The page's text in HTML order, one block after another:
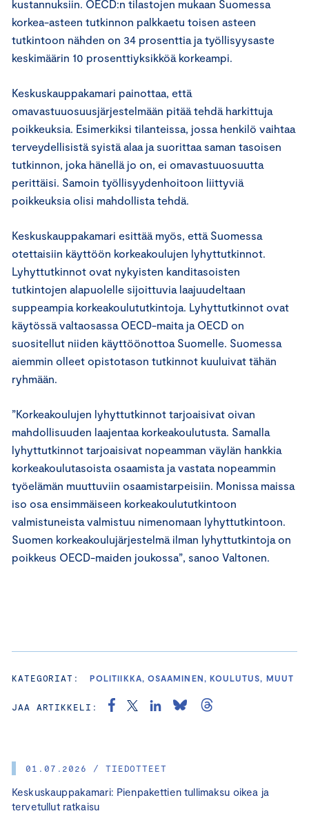
01.07.2026 / TIEDOTTEET
Keskuskauppakamari: Pienpakettien tullimaksu oikea ja
tervetullut ratkaisu
kustannuksiin. OECD:n tilastojen mukaan Suomessa
korkea-asteen tutkinnon palkkaetu toisen asteen
tutkintoon nähden on 34 prosenttia ja työllisyysaste
keskimäärin 10 prosenttiyksikköä korkeampi.
Keskuskauppakamari painottaa, että
omavastuuosuusjärjestelmään pitää tehdä harkittuja
poikkeuksia. Esimerkiksi tilanteissa, jossa henkilö vaihtaa
terveydellisistä syistä alaa ja suorittaa saman tasoisen
tutkinnon, joka hänellä jo on, ei omavastuuosuutta
perittäisi. Samoin työllisyydenhoitoon liittyviä
poikkeuksia olisi mahdollista tehdä.
Keskuskauppakamari esittää myös, että Suomessa
otettaisiin käyttöön korkeakoulujen lyhyttutkinnot.
Lyhyttutkinnot ovat nykyisten kanditasoisten
tutkintojen alapuolelle sijoittuvia laajuudeltaan
suppeampia korkeakoulututkintoja. Lyhyttutkinnot ovat
käytössä valtaosassa OECD-maita ja OECD on
suositellut niiden käyttöönottoa Suomelle. Suomessa
aiemmin olleet opistotason tutkinnot kuuluivat tähän
ryhmään.
”Korkeakoulujen lyhyttutkinnot tarjoaisivat oivan
mahdollisuuden laajentaa korkeakoulutusta. Samalla
lyhyttutkinnot tarjoaisivat nopeamman väylän hankkia
korkeakoulutasoista osaamista ja vastata nopeammin
työelämän muuttuviin osaamistarpeisiin. Monissa maissa
iso osa ensimmäiseen korkeakoulututkintoon
valmistuneista valmistuu nimenomaan lyhyttutkintoon.
Suomen korkeakoulujärjestelmä ilman lyhyttutkintoja on
poikkeus OECD-maiden joukossa”, sanoo Valtonen.
KATEGORIAT: POLITIIKKA, OSAAMINEN, KOULUTUS, MUUT
JAA ARTIKKELI: